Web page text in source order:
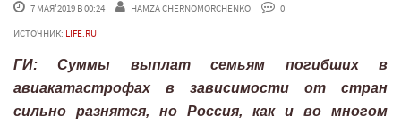
7 МАЯ'2019 В 00:24 HAMZA CHERNOMORCHENKO
0
ИСТОЧНИК: LIFE.RU
ГИ: Суммы выплат семьям погибших в
авиакатастрофах в зависимости от стран
сильно разнятся, но Россия, как и во многом